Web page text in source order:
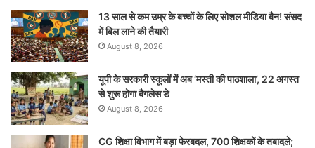
13 साल से कम उम्र के बच्चों के लिए सोशल मीडिया बैन! संसद
में बिल लाने की तैयारी
August 8, 2026
यूपी के सरकारी स्कूलों में अब ‘मस्ती की पाठशाला’, 22 अगस्त
से शुरू होगा बैगलेस डे
August 8, 2026
CG शिक्षा विभाग में बड़ा फेरबदल, 700 शिक्षकों के तबादले;